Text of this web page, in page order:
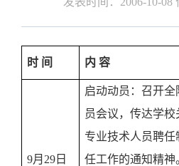
时 间 内 容
9月 29 日
启动动员：召开全
员会议，传达学校
专业技术人员聘任
任工作的通知精神